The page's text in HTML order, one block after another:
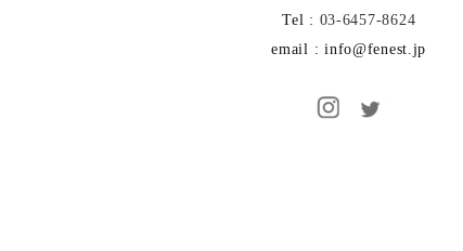
Tel : 03-6457-8624
email : info@fenest.jp